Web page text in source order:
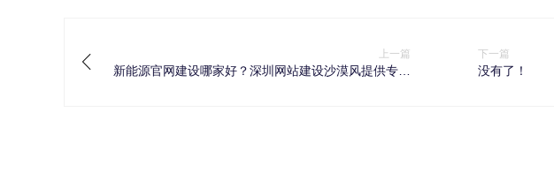
上一篇
新能源官网建设哪家好？深圳网站建设沙漠风提供专属
下一篇
没有了！